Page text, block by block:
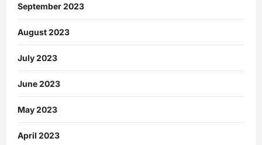
September 2023
August 2023
July 2023
June 2023
May 2023
April 2023